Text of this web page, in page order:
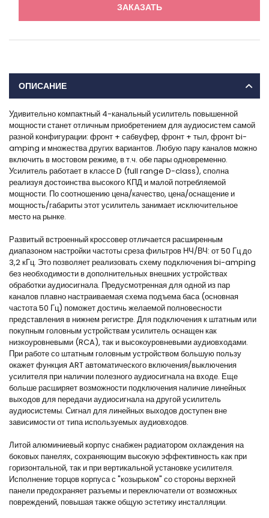
ЗАКАЗАТЬ
ОПИСАНИЕ
Удивительно компактный 4-канальный усилитель повышенной
мощности станет отличным приобретением для аудиосистем самой
разной конфигурации: фронт + сабвуфер, фронт + тыл, фронт bi-
amping и множества других вариантов. Любую пару каналов можно
включить в мостовом режиме, в т.ч. обе пары одновременно.
Усилитель работает в классе D (full range D-class), сполна
реализуя достоинства высокого КПД и малой потребляемой
мощности. По соотношению цена/качество, цена/оснащение и
мощность/габариты этот усилитель занимает исключительное
место на рынке.
Развитый встроенный кроссовер отличается расширенным
диапазоном настройки частоты среза фильтров НЧ/ВЧ: от 50 Гц до
3,2 кГц. Это позволяет реализовать схему подключения bi-amping
без необходимости в дополнительных внешних устройствах
обработки аудиосигнала. Предусмотренная для одной из пар
каналов плавно настраиваемая схема подъема баса (основная
частота 50 Гц) поможет достичь желаемой полновесности
представления в нижнем регистре. Для подключения к штатным или
покупным головным устройствам усилитель оснащен как
низкоуровневыми (RCA), так и высокоуровневыми аудиовходами.
При работе со штатным головным устройством большую пользу
окажет функция ART автоматического включения/выключения
усилителя при наличии полезного аудиосигнала на входе. Еще
больше расширяет возможности подключения наличие линейных
выходов для передачи аудиосигнала на другой усилитель
аудиосистемы. Сигнал для линейных выходов доступен вне
зависимости от типа используемых аудиовходов.
Литой алюминиевый корпус снабжен радиатором охлаждения на
боковых панелях, сохраняющим высокую эффективность как при
горизонтальной, так и при вертикальной установке усилителя.
Исполнение торцов корпуса с "козырьком" со стороны верхней
панели предохраняет разъемы и переключатели от возможных
повреждений, повышая также общую эстетику инсталляции.